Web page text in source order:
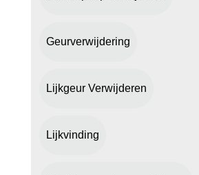
Geurverwijdering
Lijkgeur Verwijderen
Lijkvinding